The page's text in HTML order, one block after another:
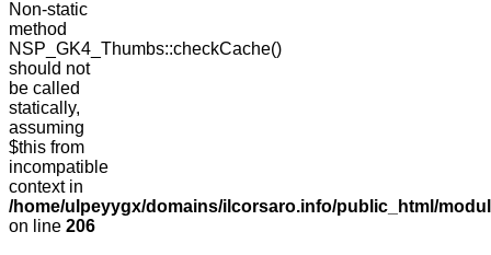
Non-static
method
NSP_GK4_Thumbs::checkCache()
should not
be called
statically,
assuming
$this from
incompatible
context in
/home/ulpeyygx/domains/ilcorsaro.info/public_html/
on line 206